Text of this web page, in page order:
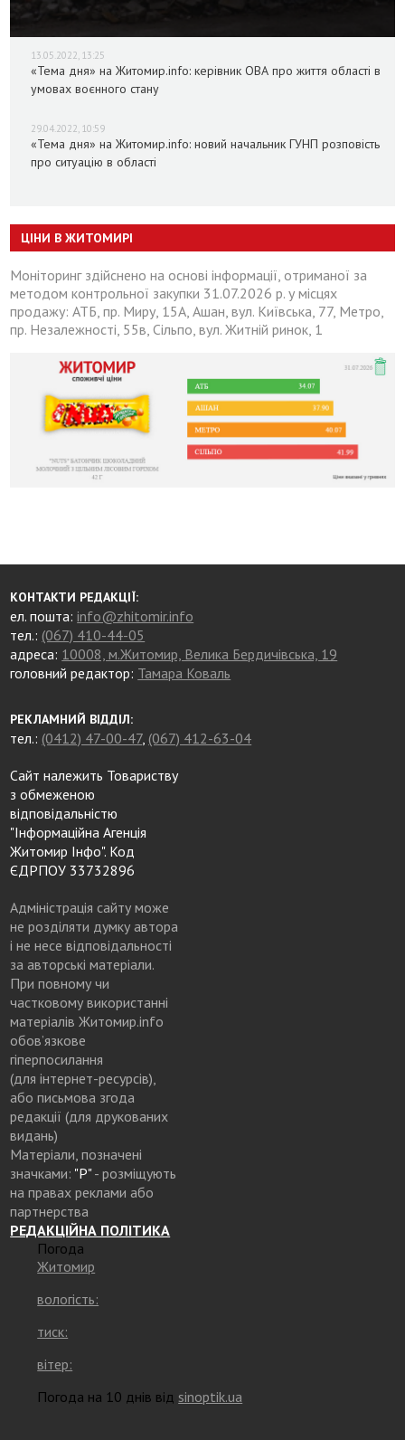
13.05.2022, 13:25
«Тема дня» на Житомир.info: керівник ОВА про життя області в
умовах воєнного стану
29.04.2022, 10:59
«Тема дня» на Житомир.info: новий начальник ГУНП розповість
про ситуацію в області
ЦІНИ В ЖИТОМИРІ
Моніторинг здійснено на основі інформації, отриманої за
методом контрольної закупки 31.07.2026 р. у місцях
продажу: АТБ, пр. Миру, 15А, Ашан, вул. Київська, 77, Метро,
пр. Незалежності, 55в, Сільпо, вул. Житній ринок, 1
КОНТАКТИ РЕДАКЦІЇ:
ел. пошта:info@zhitomir.info
тел.: (067) 410-44-05
адреса: 10008, м.Житомир, Велика Бердичівська, 19
головний редактор: Тамара Коваль
РЕКЛАМНИЙ ВІДДІЛ:
тел.: (0412) 47-00-47, (067) 412-63-04
Сайт належить Товариству
з обмеженою
відповідальністю
"Інформаційна Агенція
Житомир Інфо". Код
ЄДРПОУ 33732896
Адміністрація сайту може
не розділяти думку автора
і не несе відповідальності
за авторські матеріали.
При повному чи
частковому використанні
матеріалів Житомир.info
обов’язкове
гіперпосилання
(для інтернет-ресурсів),
або письмова згода
редакції (для друкованих
видань)
Матеріали, позначені
значками: "Р"- розміщують
на правах реклами або
партнерства
РЕДАКЦІЙНА ПОЛІТИКА
Погода
Житомир
вологість:
тиск:
вітер:
Погода на 10 днів від sinoptik.ua